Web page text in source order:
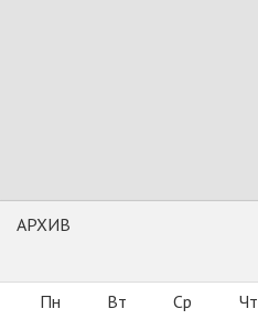
АРХИВ
Пн Вт Ср Чт